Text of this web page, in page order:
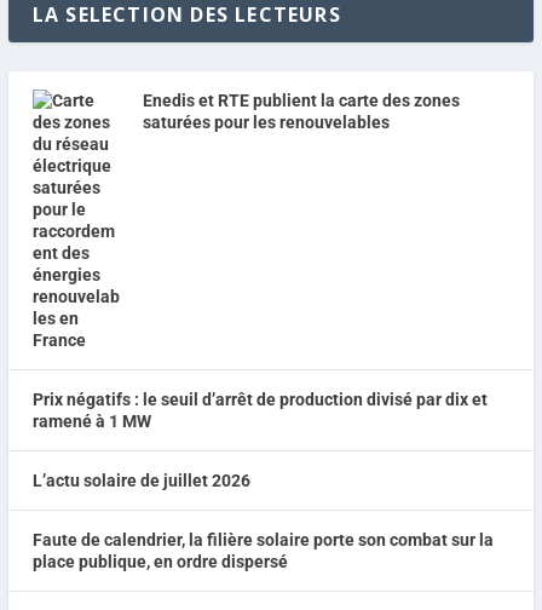
LA SELECTION DES LECTEURS
Enedis et RTE publient la carte des zones
saturées pour les renouvelables
Prix négatifs : le seuil d’arrêt de production divisé par dix et
ramené à 1 MW
L’actu solaire de juillet 2026
Faute de calendrier, la filière solaire porte son combat sur la
place publique, en ordre dispersé